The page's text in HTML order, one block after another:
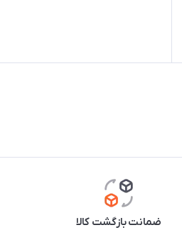
ضمانت بازگشت کالا